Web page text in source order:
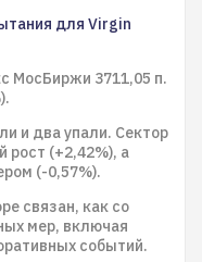
для Virgin
МосБиржи 3711,05 п.
и два упали. Сектор
рост (+2,42%), а
(-0,57%).
связан, как со
мер, включая
событий.